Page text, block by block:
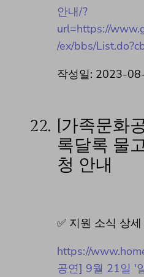
안내/?
url=https://
/ex/bbs/
작성일: 2023-
22. [가족문화
록달록 물
청 안내
✅ 지원 소식 상
https://
공연] 9월 21일 '